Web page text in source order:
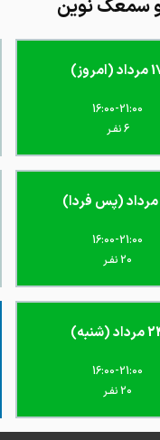
سمعک نوین
16:00-21:00
6 نفـر
16:00-21:00
20 نفـر
(شنبه)
16:00-21:00
20 نفـر